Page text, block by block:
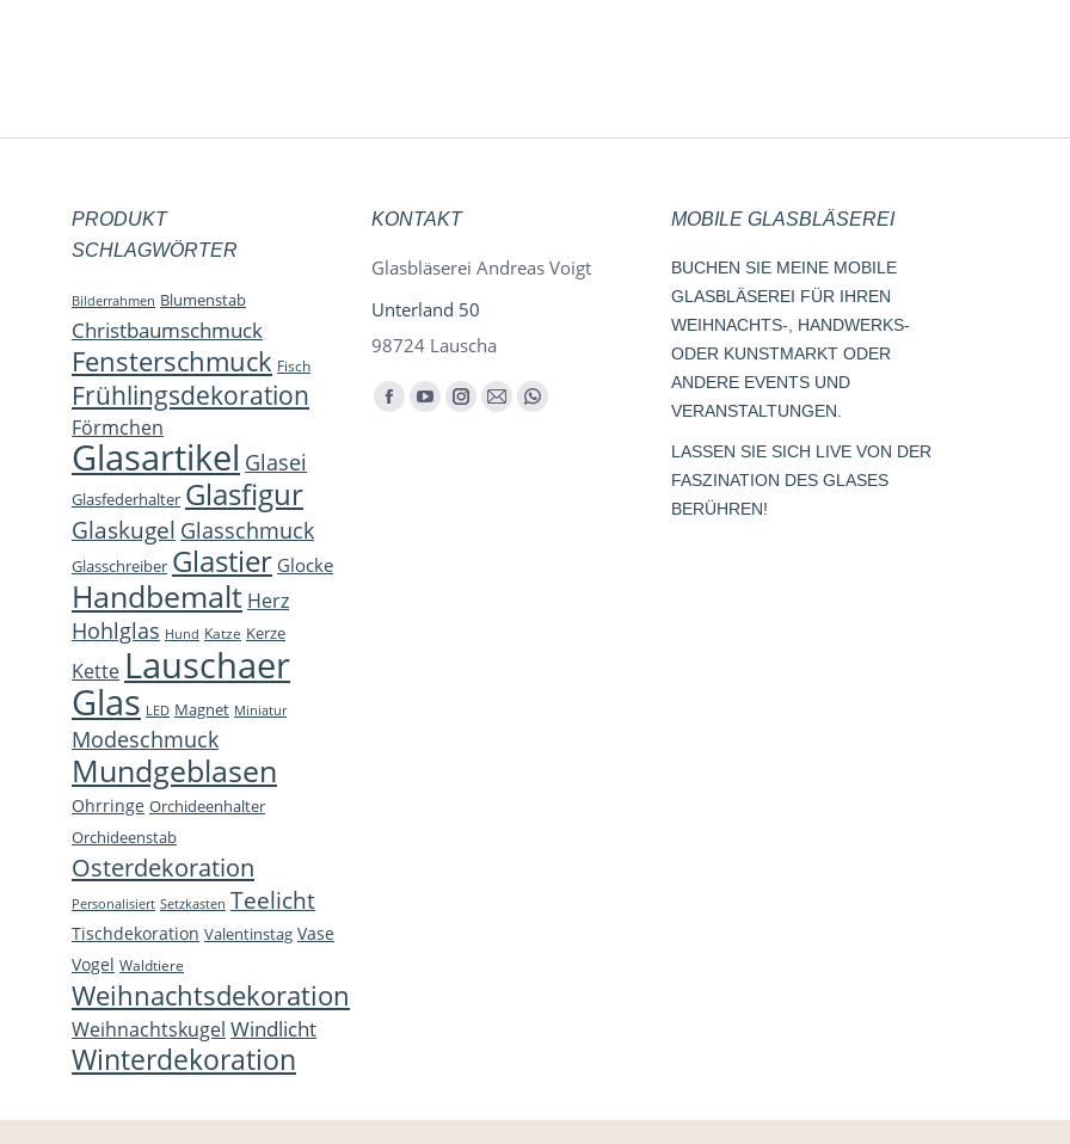
PRODUKT
SCHLAGWÖRTER
Bilderrahmen Blumenstab
Christbaumschmuck
Fensterschmuck Fisch
Frühlingsdekoration
Förmchen
Glasartikel Glasei
Glasfederhalter Glasfigur
Glaskugel Glasschmuck
Glasschreiber Glastier Glocke
Handbemalt Herz
Hohlglas Hund Katze Kerze
Kette Lauschaer
Glas LED Magnet Miniatur
Modeschmuck
Mundgeblasen
Ohrringe Orchideenhalter
Orchideenstab
Osterdekoration
Personalisiert Setzkasten Teelicht
Tischdekoration Valentinstag Vase
Vogel Waldtiere
Weihnachtsdekoration
Weihnachtskugel Windlicht
Winterdekoration
KONTAKT
Glasbläserei Andreas Voigt
Unterland 50
98724 Lauscha
Finden Sie uns auf:
Facebook
YouTubeInstagram
E-
Whatsapp
MOBILE GLASBLÄSEREI
BUCHEN SIE MEINE MOBILE
GLASBLÄSEREI FÜR IHREN
WEIHNACHTS-, HANDWERKS-
ODER KUNSTMARKT ODER
ANDERE EVENTS UND
VERANSTALTUNGEN.
LASSEN SIE SICH LIVE VON DER
FASZINATION DES GLASES
BERÜHREN!